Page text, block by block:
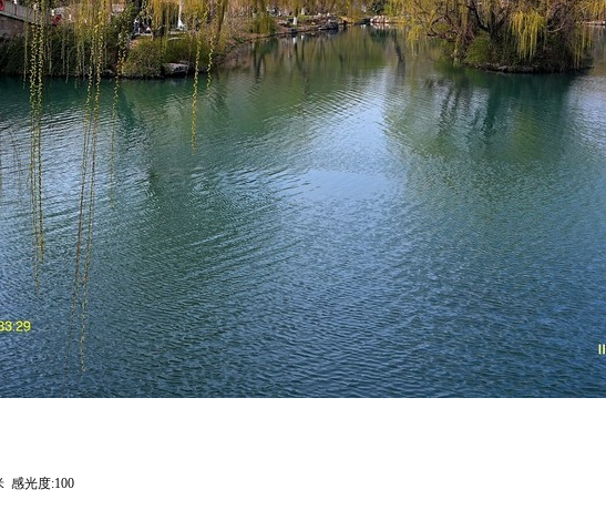
感光度:100